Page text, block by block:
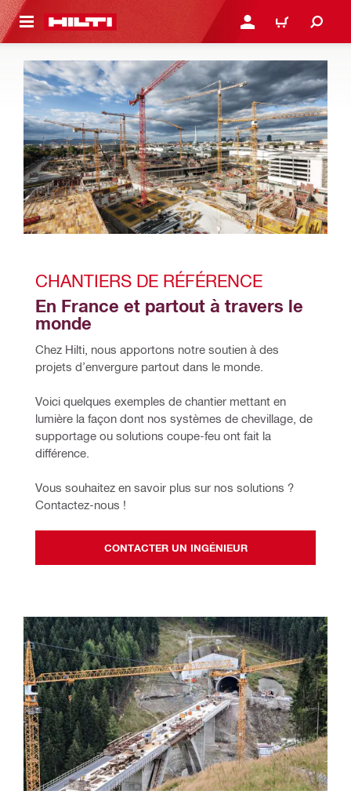
SE CONNECTER OU
PANIER
CHANTIERS DE RÉFÉRENCE
En France et partout à travers le
monde
Chez Hilti, nous apportons notre soutien à des
projets d’envergure partout dans le monde.
Voici quelques exemples de chantier mettant en
lumière la façon dont nos systèmes de chevillage, de
supportage ou solutions coupe-feu ont fait la
différence.
Vous souhaitez en savoir plus sur nos solutions ?
Contactez-nous !
CONTACTER UN INGÉNIEUR